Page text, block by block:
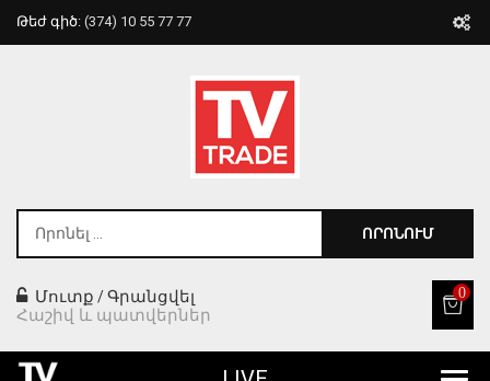
Թեժ գիծ: (374) 10 55 77 77
ՈՐՈՆՈՒՄ
Մուտք /Գրանցվել
Հաշիվ և պատվերներ
0